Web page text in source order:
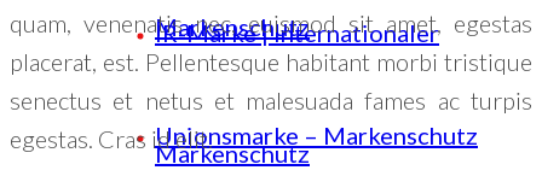
IR-Marke | Internationaler
Markenschutz
Markenschutz
Unionsmarke – Markenschutz
quam, venenatis nec, euismod sit amet, egestas
placerat, est. Pellentesque habitant morbi tristique
senectus et netus et malesuada fames ac turpis
egestas. Cras id elit.